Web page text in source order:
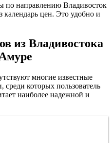
по направлению Владивосток
цен. Это удобно и
из Владивостока
многие известные
которых пользователь
наиболее надежной и